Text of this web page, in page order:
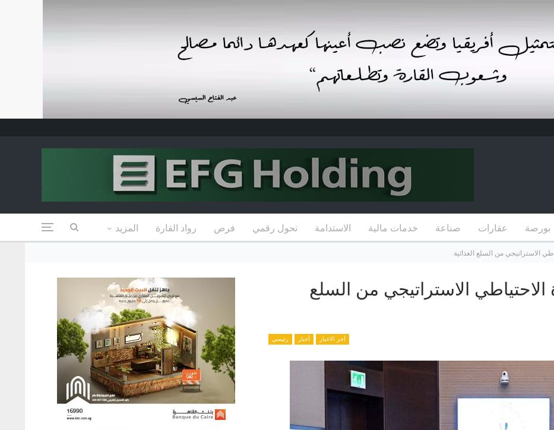
بورصة عقارات صناعة خدمات مالية الاستدامة تحول رقمي فرص رواد القارة المزيد
الاستراتيجي من السلع الغذائية
الاحتياطي الاستراتيجي من السلع
آخر الاخبار أخبار رئيسي